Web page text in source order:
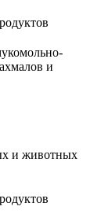
и
и животных